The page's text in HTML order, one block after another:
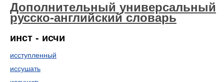
Дополнительный универсальный
русско-английский словарь
инст - исчи
исступленный
иссушать